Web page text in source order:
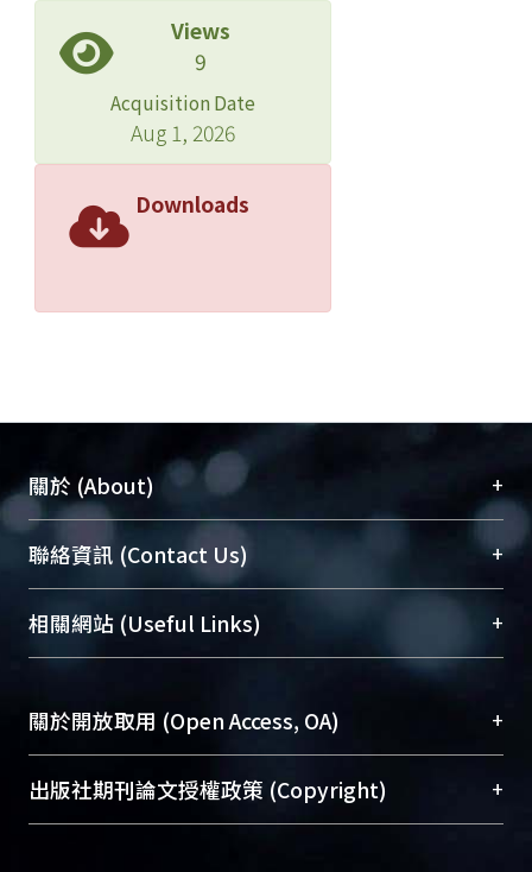
Views
9
Acquisition Date
Aug 1, 2026
Downloads
關於 (About) +
臺大位居世界頂尖大學之列，為永久珍藏及向國際
展現本校豐碩的研究成果及學術能量，圖書館整合
機構典藏（NTUR）與學術庫（AH）不同功能平
台，成為臺大學術典藏NTU scholars。期能整合研
究能量、促進交流合作、保存學術產出、推廣研究
成果。
To permanently archive and promote researcher
profiles and scholarly works, Library integrates the
services of “NTU Repository” with “Academic
聯絡資訊 (Contact Us) +
總館學科館員(Main Library)
醫學圖書館學科館員(Medical Library)
(Social
Sciences Library)
相關網站 (Useful Links) +
關於開放取用 (Open Access, OA) +
開放取用是從使用者角度提升資訊取用性的社會運
動，應用在學術研究上是透過將研究著作公開供使
出版社期刊論文授權政策 (Copyright) +